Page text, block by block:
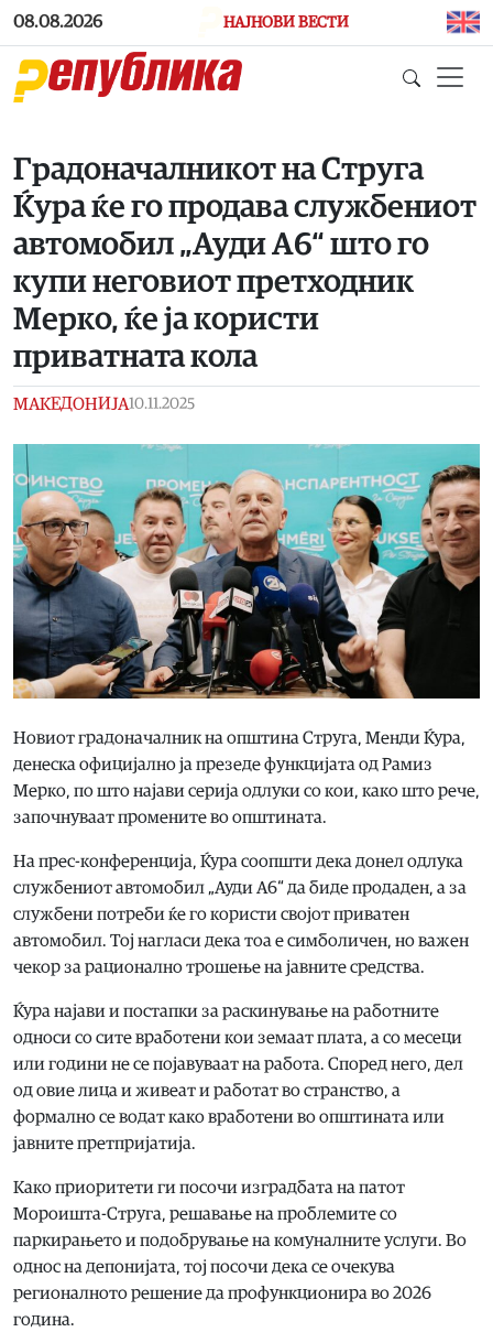
Skip to main content
08.08.2026 НАЈНОВИ ВЕСТИ
Градоначалникот на Струга
Ќура ќе го продава службениот
автомобил „Ауди А6“ што го
купи неговиот претходник
Мерко, ќе ја користи
приватната кола
МАКЕДОНИЈА10.11.2025
Новиот градоначалник на општина Струга, Менди Ќура,
денеска официјално ја презеде функцијата од Рамиз
Мерко, по што најави серија одлуки со кои, како што рече,
започнуваат промените во општината.
На прес-конференција, Ќура соопшти дека донел одлука
службениот автомобил „Ауди А6“ да биде продаден, а за
службени потреби ќе го користи својот приватен
автомобил. Тој нагласи дека тоа е симболичен, но важен
чекор за рационално трошење на јавните средства.
Ќура најави и постапки за раскинување на работните
односи со сите вработени кои земаат плата, а со месеци
или години не се појавуваат на работа. Според него, дел
од овие лица и живеат и работат во странство, а
формално се водат како вработени во општината или
јавните претпријатија.
Како приоритети ги посочи изградбата на патот
Мороишта-Струга, решавање на проблемите со
паркирањето и подобрување на комуналните услуги. Во
однос на депонијата, тој посочи дека се очекува
регионалното решение да профункционира во 2026
година.